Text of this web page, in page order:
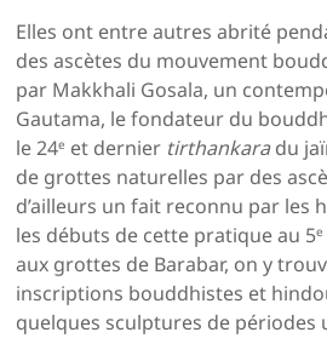
Elles ont entre autres abrité
des ascètes du mouvement
par Makkhali Gosala, un
Gautama, le fondateur du
le 24e et dernier tirthankaradu
de grottes naturelles par des
d’ailleurs un fait reconnu par les
les débuts de cette pratique au 5e
aux grottes de Barabar, on y
inscriptions bouddhistes et
quelques sculptures de périodes